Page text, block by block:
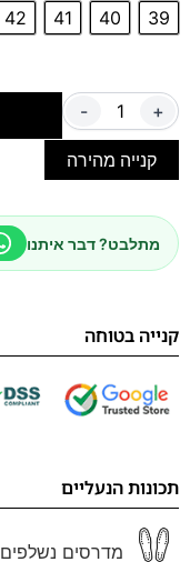
39
40
41
42
- +
קנייה מהירה
מתלבט? דבר איתנו
קנייה בטוחה
תכונות הנעליים
מדרסים נשלפים